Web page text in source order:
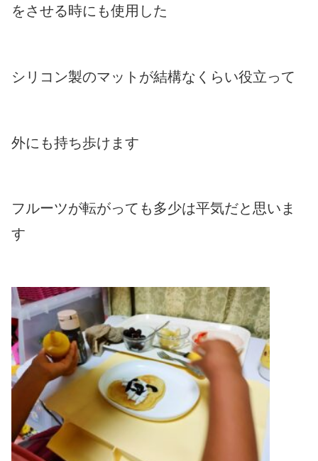
をさせる時にも使用した
シリコン製のマットが結構なくらい役立って
外にも持ち歩けます
フルーツが転がっても多少は平気だと思いま
す